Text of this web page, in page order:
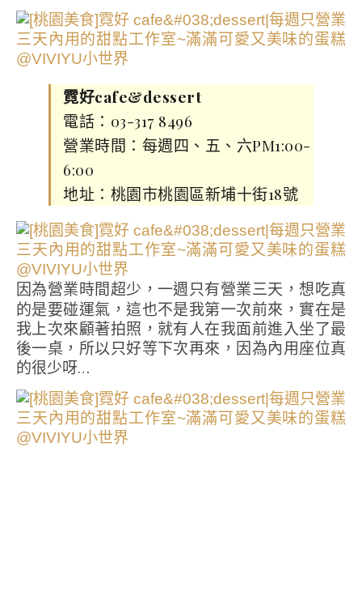
霓好cafe&dessert
電話：03-317 8496
營業時間：每週四、五、六PM1:00-
6:00
地址：桃園市桃園區新埔十街18號
因為營業時間超少，一週只有營業三天，想吃真
的是要碰運氣，這也不是我第一次前來，實在是
我上次來顧著拍照，就有人在我面前進入坐了最
後一桌，所以只好等下次再來，因為內用座位真
的很少呀…